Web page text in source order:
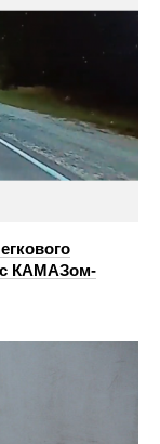
с КАМАЗом-